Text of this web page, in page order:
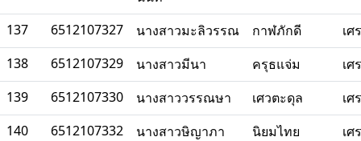
137
6512107327 นางสาวมะลิวรรณ กาฬภักดี
เ
138
6512107329 นางสาวมีนา ครุธแจ่ม
เ
139
6512107330 นางสาววรรณษา เศวตะดุล
เ
140
6512107332 นางสาวษิญาภา นิยมไทย
เ